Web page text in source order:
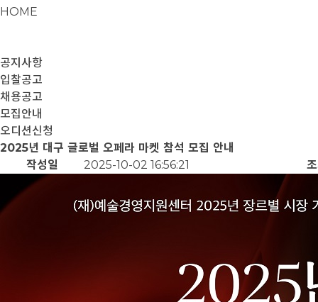
HOME
공지사항
입찰공고
채용공고
모집안내
오디션신청
2025년 대구 글로벌 오페라 마켓 참석 모집 안내
작성일
2025-10-02 16:56:21